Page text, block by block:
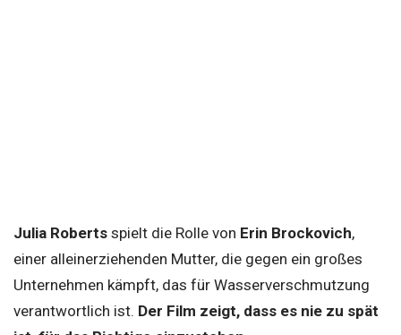
Julia Roberts spielt die Rolle von Erin Brockovich,
einer alleinerziehenden Mutter, die gegen ein großes
Unternehmen kämpft, das für Wasserverschmutzung
verantwortlich ist. Der Film zeigt, dass es nie zu spät